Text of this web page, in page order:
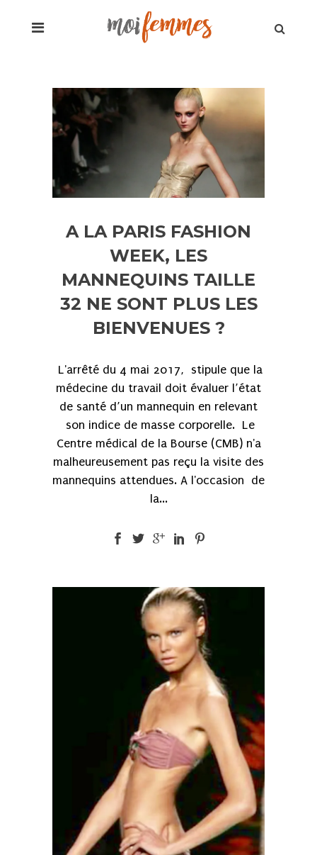
A LA PARIS FASHION
WEEK, LES
MANNEQUINS TAILLE
32 NE SONT PLUS LES
BIENVENUES ?
L'arrêté du 4 mai 2017, stipule que la
médecine du travail doit évaluer l’état
de santé d’un mannequin en relevant
son indice de masse corporelle. Le
Centre médical de la Bourse (CMB) n'a
malheureusement pas reçu la visite des
mannequins attendues. A l'occasion de
la...